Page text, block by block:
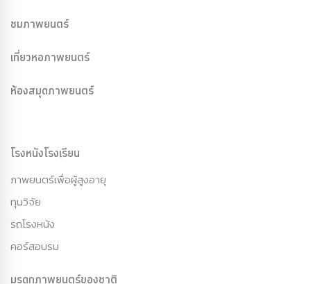
ชมภาพยนตร์
เที่ยวหอภาพยนตร์
ห้องสมุดภาพยนตร์
โรงหนังโรงเรียน
ภาพยนตร์เพื่อผู้สูงอายุ
ทุนวิจัย
รถโรงหนัง
คอร์สอบรม
มรดกภาพยนตร์ของชาติ